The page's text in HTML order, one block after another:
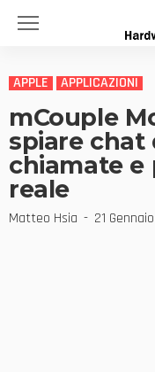
APPLE APPLICAZIONI
mCouple
spiare chat
chiamate e
reale
Matteo Hsia 21